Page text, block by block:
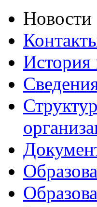
Новости
История